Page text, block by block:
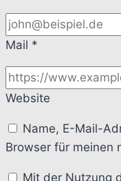
Mail *
Website
Name, E-Mail-
Browser für meinen
Mit der Nutzung